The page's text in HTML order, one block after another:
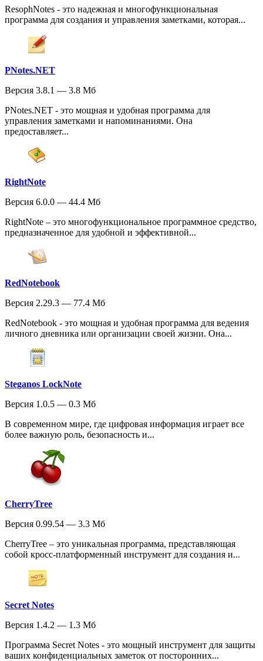
ResophNotes - это надежная и многофункциональная
программа для создания и управления заметками, которая...
PNotes.NET
Версия 3.8.1 — 3.8 Мб
PNotes.NET - это мощная и удобная программа для
управления заметками и напоминаниями. Она
предоставляет...
RightNote
Версия 6.0.0 — 44.4 Мб
RightNote – это многофункциональное программное средство,
предназначенное для удобной и эффективной...
RedNotebook
Версия 2.29.3 — 77.4 Мб
RedNotebook - это мощная и удобная программа для ведения
личного дневника или организации своей жизни. Она...
Steganos LockNote
Версия 1.0.5 — 0.3 Мб
В современном мире, где цифровая информация играет все
более важную роль, безопасность и...
CherryTree
Версия 0.99.54 — 3.3 Мб
CherryTree – это уникальная программа, представляющая
собой кросс-платформенный инструмент для создания и...
Secret Notes
Версия 1.4.2 — 1.3 Мб
Программа Secret Notes - это мощный инструмент для защиты
ваших конфиденциальных заметок от посторонних...